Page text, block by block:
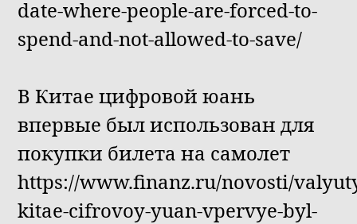
date-where-people-are-forced-to-
spend-and-not-allowed-to-save/
В Китае цифровой юань
впервые был использован для
покупки билета на самолет
https://www.finanz.ru/novosti/
kitae-cifrovoy-yuan-vpervye-byl-